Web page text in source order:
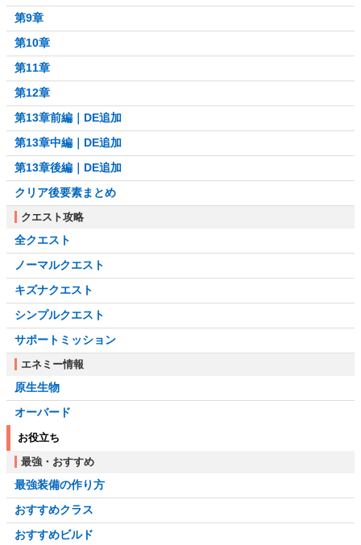
第9章
第10章
第11章
第12章
第13章前編｜DE追加
第13章中編｜DE追加
第13章後編｜DE追加
クリア後要素まとめ
クエスト攻略
全クエスト
ノーマルクエスト
キズナクエスト
シンプルクエスト
サポートミッション
エネミー情報
原生生物
オーバード
お役立ち
最強・おすすめ
最強装備の作り方
おすすめクラス
おすすめビルド